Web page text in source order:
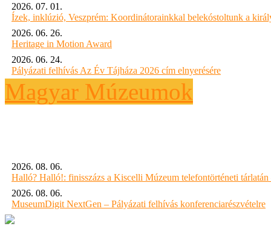
2026. 07. 01.
Ízek, inklúzió, Veszprém: Koordinátorainkkal belekóstoltunk a
2026. 06. 26.
Heritage in Motion Award
2026. 06. 24.
Pályázati felhívás Az Év Tájháza 2026 cím elnyerésére
Magyar Múzeumok
2026. 08. 06.
Halló? Halló!: finisszázs a Kiscelli Múzeum telefontörténeti tárlatán
2026. 08. 06.
MuseumDigit NextGen – Pályázati felhívás konferenciarészvételre